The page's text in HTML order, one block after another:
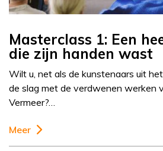
Masterclass 1: Een
die zijn handen wast
Wilt u, net als de kunstenaars uit
de slag met de verdwenen werken
Vermeer?…
Meer